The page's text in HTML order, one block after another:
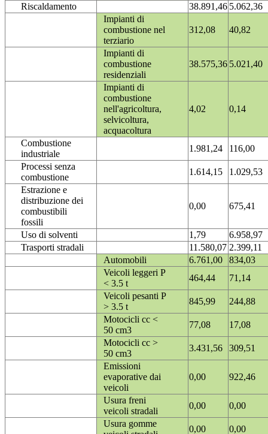
Riscaldamento
38.891,46 5.062,36
Impianti di
combustione nel
terziario
312,08 40,82
Impianti di
combustione
residenziali
38.575,36 5.021,40
Impianti di
combustione
nell'agricoltura,
selvicoltura,
acquacoltura
4,02 0,14
Combustione
industriale
1.981,24
116,00
Processi senza
combustione
1.614,15
1.029,53
Estrazione e
distribuzione dei
combustibili
fossili
0,00 675,41
Uso di solventi 1,79
6.958,97
Trasporti stradali
11.580,07 2.399,11
Automobili
6.761,00
834,03
Veicoli leggeri P
< 3.5 t
464,44
71,14
Veicoli pesanti P
> 3.5 t
845,99
244,88
Motocicli cc <
50 cm3
77,08
17,08
Motocicli cc >
50 cm3
3.431,56
309,51
Emissioni
evaporative dai
veicoli
0,00 922,46
Usura freni
veicoli stradali
0,00
0,00
Usura gomme
0,00
0,00